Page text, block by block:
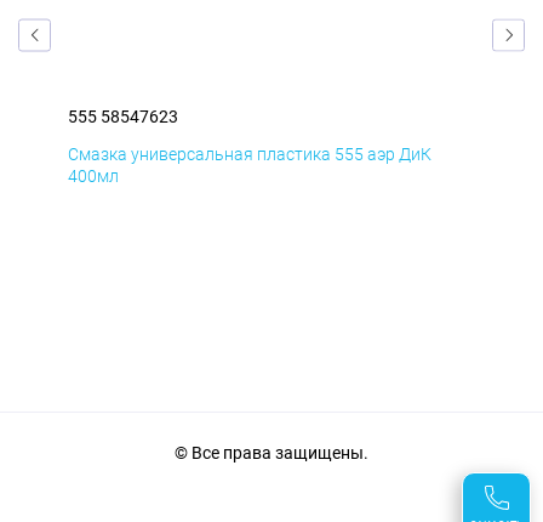
555 58547623
Смазка универсальная пластика 555 аэр ДиК
400мл
© Все права защищены.